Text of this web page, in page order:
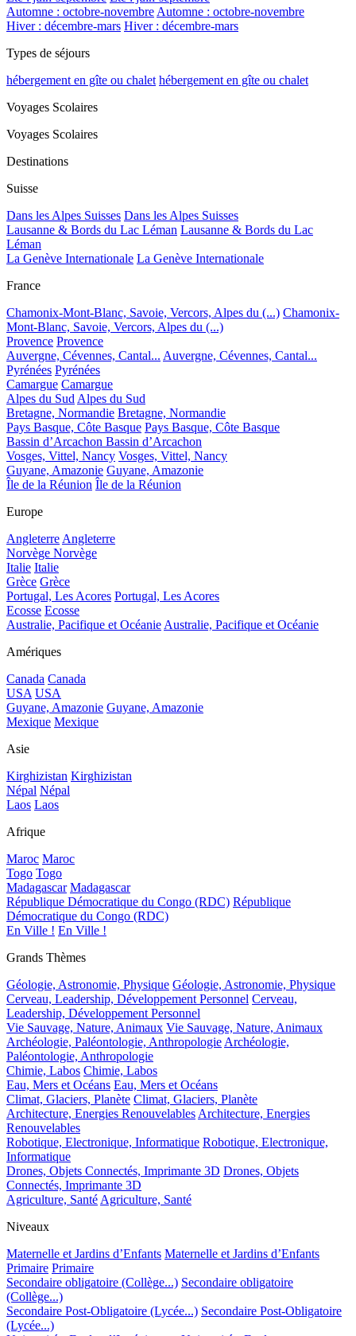
Automne : octobre-novembreAutomne : octobre-novembre
Hiver : décembre-mars Hiver : décembre-mars
Types de séjours
hébergement en gîte ou chalet hébergement en gîte ou chalet
Voyages Scolaires
Voyages Scolaires
Destinations
Suisse
Dans les Alpes Suisses Dans les Alpes Suisses
Lausanne & Bords du Lac Léman Lausanne & Bords du Lac
Léman
La Genève Internationale La Genève Internationale
France
Chamonix-Mont-Blanc, Savoie, Vercors, Alpes du (...) Chamonix-
Mont-Blanc, Savoie, Vercors, Alpes du (...)
Provence Provence
Auvergne, Cévennes, Cantal... Auvergne, Cévennes, Cantal...
Pyrénées Pyrénées
Camargue Camargue
Alpes du SudAlpes du Sud
Bretagne, Normandie Bretagne, Normandie
Pays Basque, Côte Basque Pays Basque, Côte Basque
Bassin d’Arcachon Bassin d’Arcachon
Vosges, Vittel, Nancy Vosges, Vittel, Nancy
Guyane, Amazonie Guyane, Amazonie
Île de la Réunion Île de la Réunion
Europe
AngleterreAngleterre
Norvège Norvège
Italie Italie
Grèce Grèce
Portugal, Les Acores Portugal, Les Acores
Ecosse Ecosse
Australie, Pacifique et OcéanieAustralie, Pacifique et Océanie
Amériques
Canada Canada
USA USA
Guyane, Amazonie Guyane, Amazonie
Mexique Mexique
Asie
Kirghizistan Kirghizistan
Népal Népal
Laos Laos
Afrique
Maroc Maroc
Togo Togo
Madagascar Madagascar
République Démocratique du Congo (RDC) République
Démocratique du Congo (RDC)
En Ville ! En Ville !
Grands Thèmes
Géologie, Astronomie, Physique Géologie, Astronomie, Physique
Cerveau, Leadership, Développement Personnel Cerveau,
Leadership, Développement Personnel
Vie Sauvage, Nature, Animaux Vie Sauvage, Nature, Animaux
Archéologie, Paléontologie, AnthropologieArchéologie,
Paléontologie, Anthropologie
Chimie, Labos Chimie, Labos
Eau, Mers et Océans Eau, Mers et Océans
Climat, Glaciers, Planète Climat, Glaciers, Planète
Architecture, Energies RenouvelablesArchitecture, Energies
Renouvelables
Robotique, Electronique, Informatique Robotique, Electronique,
Informatique
Drones, Objets Connectés, Imprimante 3D Drones, Objets
Connectés, Imprimante 3D
Agriculture, SantéAgriculture, Santé
Niveaux
Maternelle et Jardins d’Enfants Maternelle et Jardins d’Enfants
Primaire Primaire
Secondaire obligatoire (Collège...) Secondaire obligatoire
(Collège...)
Secondaire Post-Obligatoire (Lycée...) Secondaire Post-Obligatoire
(Lycée...)